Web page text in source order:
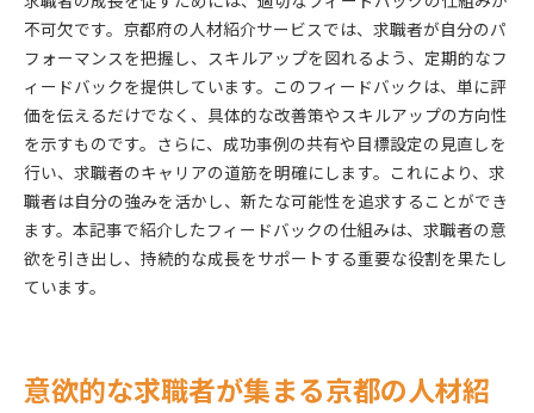
不可欠です。京都府の人材紹介サービスでは、求職者が自分のパ
フォーマンスを把握し、スキルアップを図れるよう、定期的なフ
ィードバックを提供しています。このフィードバックは、単に評
価を伝えるだけでなく、具体的な改善策やスキルアップの方向性
を示すものです。さらに、成功事例の共有や目標設定の見直しを
行い、求職者のキャリアの道筋を明確にします。これにより、求
職者は自分の強みを活かし、新たな可能性を追求することができ
ます。本記事で紹介したフィードバックの仕組みは、求職者の意
欲を引き出し、持続的な成長をサポートする重要な役割を果たし
ています。
意欲的な求職者が集まる京都の人材紹